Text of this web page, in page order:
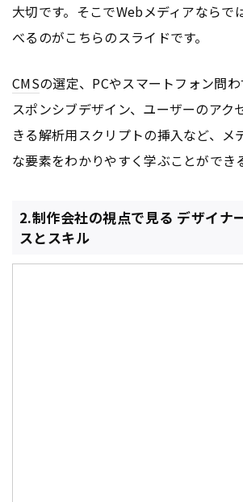
大切です。そこでWebメディアならで
べるのがこちらのスライドです。
CMSの選定、PCやスマートフォン問
スポンシブデザイン、ユーザーのアク
きる解析用スクリプトの挿入など、メ
な要素をわかりやすく学ぶことができ
2.制作会社の視点で見る デザイナ
スとスキル